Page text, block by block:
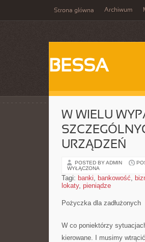
Strona główna Archiwum
BESSA
W WIELU
URZĄDZEŃ
POSTED BY ADMIN
WYŁĄCZONA
Tagi: banki, bankowość,
lokaty, pieniądze
Pożyczka dla zadłużonych
W co poniektórzy
kierowane. I musimy